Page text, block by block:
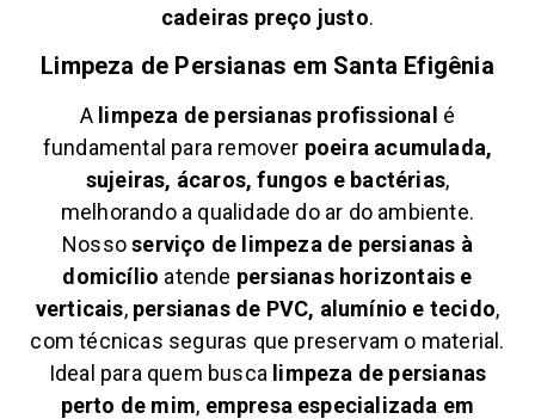
cadeiras preço justo.
Limpeza de Persianas em Santa Efigênia
A limpeza de persianas profissional é
fundamental para remover poeira acumulada,
sujeiras, ácaros, fungos e bactérias,
melhorando a qualidade do ar do ambiente.
Nossoserviço de limpeza de persianas à
domicílio atende persianas horizontais e
verticais, persianas de PVC, alumínio e tecido,
com técnicas seguras que preservam o material.
Ideal para quem busca limpeza de persianas
perto de mim, empresa especializada em